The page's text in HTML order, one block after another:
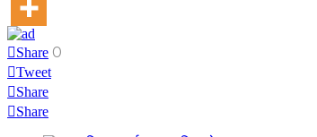
Share 0
Tweet
Share
Share